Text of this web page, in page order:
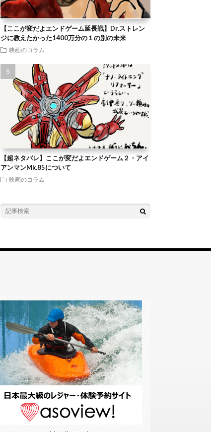
【ここが変だよエンドゲーム延長戦】Dr.ストレン
ジに教えたかった1400万分の１の別の未来
映画のコラム
【超ネタバレ】ここが変だよエンドゲーム２・アイ
アンマンMk.85について
映画のコラム